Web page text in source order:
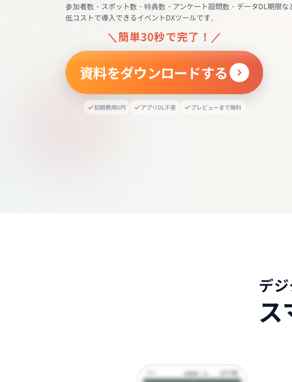
参加者数・スポット数・特典数・アンケート設問数・データDL期限な
低コストで導入できるイベントDXツールです。
＼簡単30秒で完了！／
資料をダウンロードする
初期費用0円 アプリDL不要 プレビューまで無料
デ
ス